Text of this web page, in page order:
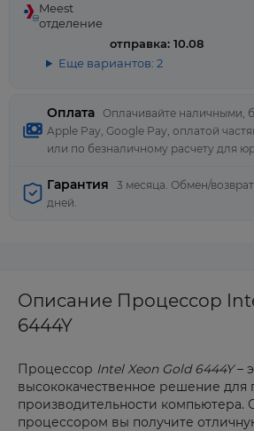
Оплата
Оплачивайте наличными,
Apple Pay, Google Pay, оплатой
или по безналичному расчету для
Meest
отделение
отправка: 10.08
Еще вариантов: 2
Гарантия
3 месяца. Обмен/
дней.
Описание Процессор
6444Y
Процессор Intel Xeon Gold 6444Y–
высококачественное решение
производительности компьютера.
процессором вы получите